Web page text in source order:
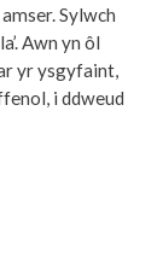
Sylwch
Awn yn ôl
yr ysgyfaint,
i ddweud